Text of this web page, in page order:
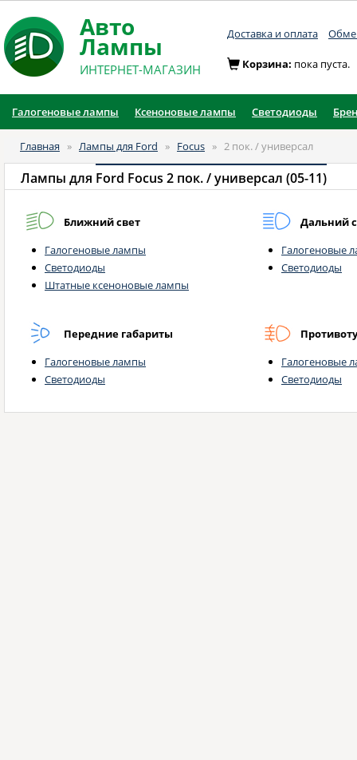
Авто
Лампы
ИНТЕРНЕТ-МАГАЗИН
Доставка и оплата
Корзина: пока пуста.
Галогеновые лампы Ксеноновые лампы Светодиоды
Главная » Лампы для Ford » Focus » 2 пок. / универсал
Лампы для Ford Focus 2 пок. / универсал (05-11)
Ближний свет
Галогеновые лампы
Светодиоды
Штатные ксеноновые лампы
Дальний
Галогеновые
Светодиоды
Передние габариты
Галогеновые лампы
Светодиоды
Галогеновые
Светодиоды